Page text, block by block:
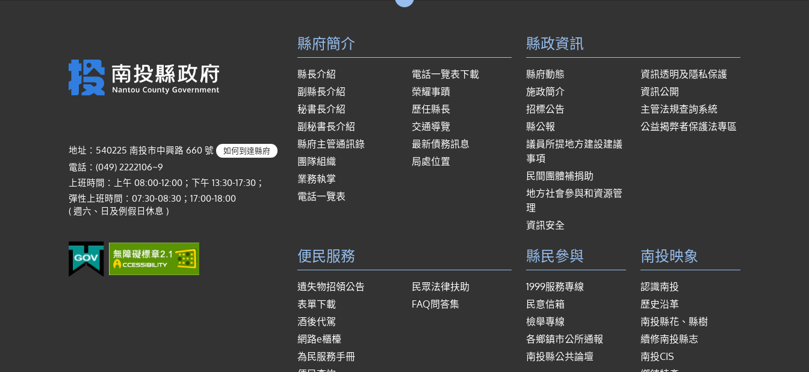
地址：540225 南投市中興路 660 號 如何到達縣府
電話：(049) 2222106~9
上班時間：上午 08:00-12:00；下午 13:30-17:30；
彈性上班時間：07:30-08:30；17:00-18:00
( 週六、日及例假日休息 )
縣府簡介
縣長介紹
副縣長介紹
秘書長介紹
副秘書長介紹
縣府主管通訊錄
團隊組織
業務執掌
電話一覽表
電話一覽表下載
榮耀事蹟
歷任縣長
交通導覽
最新債務訊息
局處位置
縣政資訊
縣府動態
施政簡介
招標公告
縣公報
議員所提地方建設建議
事項
民間團體補捐助
地方社會參與和資源管
理
資訊安全
資訊透明及隱私保護
資訊公開
主管法規查詢系統
公益揭弊者保護法專區
便民服務
遺失物招領公告
表單下載
酒後代駕
網路e櫃檯
為民服務手冊
民眾法律扶助
FAQ問答集
縣民參與
1999服務專線
民意信箱
檢舉專線
各鄉鎮市公所通報
南投縣公共論壇
南投映象
認識南投
歷史沿革
南投縣花、縣樹
續修南投縣志
南投CIS